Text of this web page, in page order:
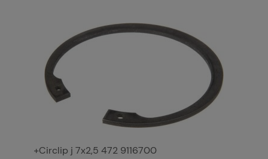
+Circlip j 7x2,5 472 9116700